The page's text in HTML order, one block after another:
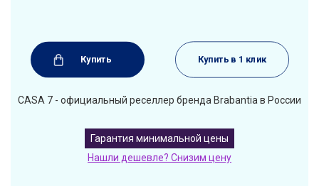
Купить Купить в 1 клик
CASA 7 - официальный реселлер бренда Brabantia в России
Гарантия минимальной цены
Нашли дешевле? Снизим цену